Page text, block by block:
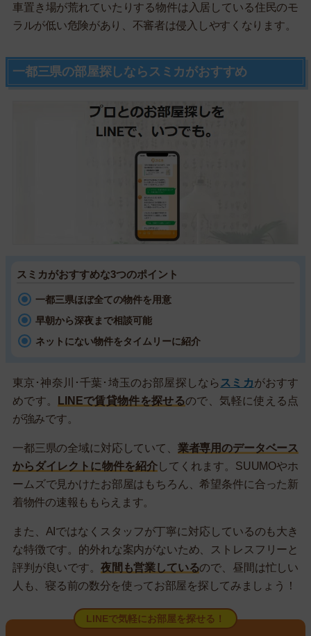
車置き場が荒れていたりする物件は入居している住民のモ
ラルが低い危険があり、不審者は侵入しやすくなります。
一都三県の部屋探しならスミカがおすすめ
スミカがおすすめな3つのポイント
一都三県ほぼ全ての物件を用意
早朝から深夜まで相談可能
ネットにない物件をタイムリーに紹介
東京･神奈川･千葉･埼玉のお部屋探しなら スミカがおすす
めです。
LINEで賃貸物件を探せるので、気軽に使える点
が強みです。
一都三県の全域に対応していて、 業者専用のデータベース
からダイレクトに物件を紹介してくれます。SUUMOやホ
ームズで見かけたお部屋はもちろん、希望条件に合った新
着物件の速報ももらえます。
また、AIではなくスタッフが丁寧に対応しているのも大き
な特徴です。的外れな案内がないため、ストレスフリーと
評判が良いです。 夜間も営業しているので、昼間は忙しい
人も、寝る前の数分を使ってお部屋を探してみましょう！
LINEで気軽にお部屋を探せる！